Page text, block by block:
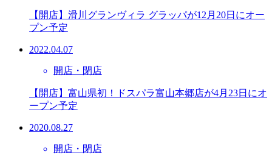
【開店】滑川グランヴィラ グラッパが12月20日にオー
プン予定
2022.04.07
開店・閉店
【開店】富山県初！ドスパラ富山本郷店が4月23日にオ
ープン予定
2020.08.27
開店・閉店